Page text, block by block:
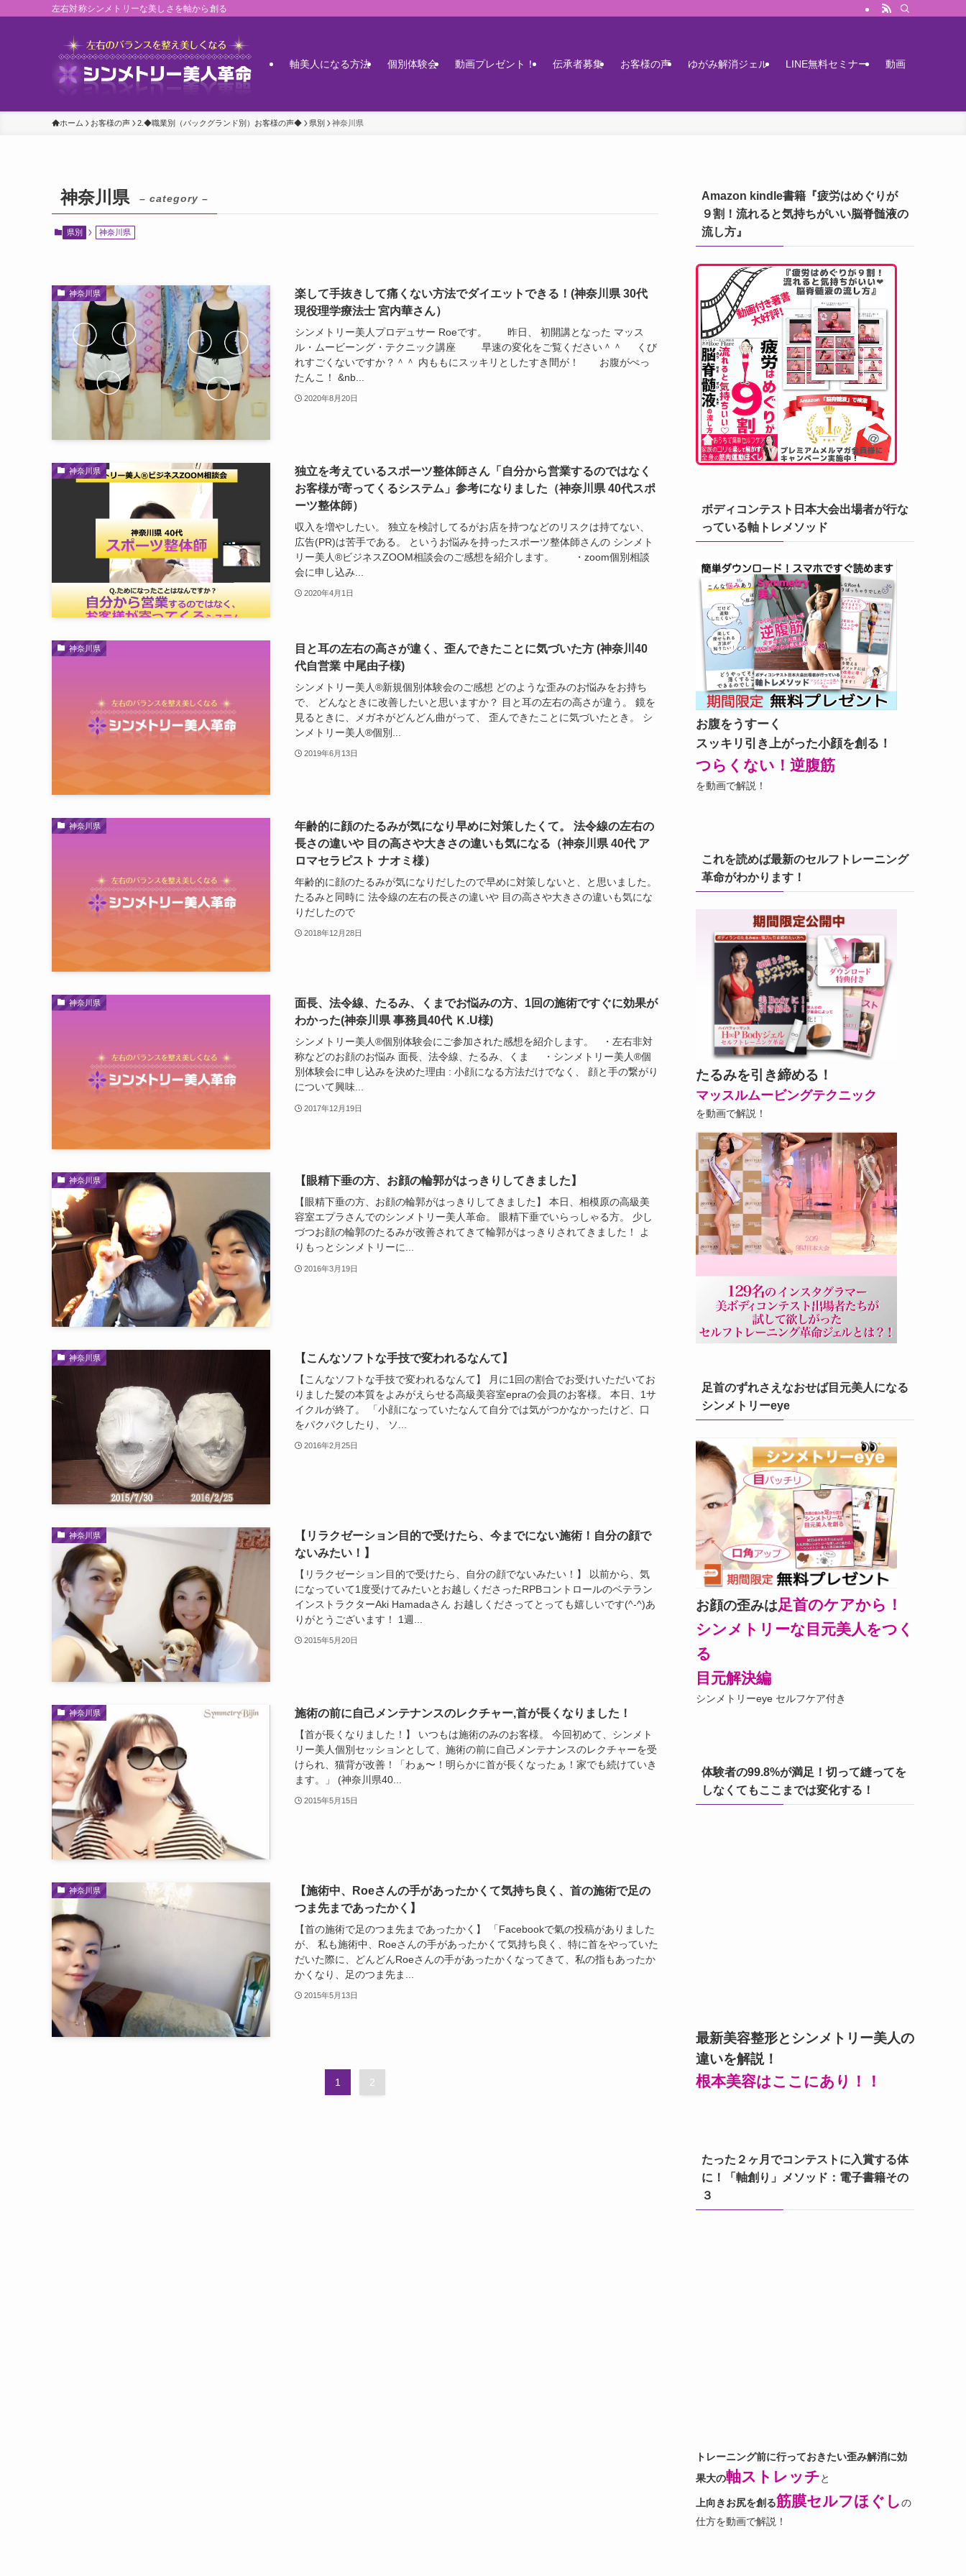
左右対称シンメトリーな美しさを軸から創る
軸美人になる方法 個別体験会 動画プレゼント！ 伝承者募集 お客様の声 ゆがみ解消ジェル LINE無料セミナー 動画
ホーム お客様の声 2.◆職業別（バックグランド別）お客様の声◆ 県別 神奈川県
神奈川県 – category –
県別 神奈川県
神奈川県
楽して手抜きして痛くない方法でダイエットできる！(神奈川県 30代
現役理学療法士 宮内華さん）
シンメトリー美人プロデュサー Roeです。 昨日、 初開講となった マッス
ル・ムービーング・テクニック講座 早速の変化をご覧ください＾＾ くび
れすごくないですか？＾＾ 内ももにスッキリとしたすき間が！ お腹がぺっ
たんこ！ &nb...
2020年8月20日
神奈川県
独立を考えているスポーツ整体師さん「自分から営業するのではなく
お客様が寄ってくるシステム」参考になりました（神奈川県 40代スポ
ーツ整体師）
収入を増やしたい。 独立を検討してるがお店を持つなどのリスクは持てない、
広告(PR)は苦手である。 というお悩みを持ったスポーツ整体師さんの シンメト
リー美人®︎ビジネスZOOM相談会のご感想を紹介します。 ・zoom個別相談
会に申し込み...
2020年4月1日
神奈川県
目と耳の左右の高さが違く、歪んできたことに気づいた方 (神奈川40
代自営業 中尾由子様)
シンメトリー美人®︎新規個別体験会のご感想 どのような歪みのお悩みをお持ち
で、 どんなときに改善したいと思いますか？ 目と耳の左右の高さが違う。 鏡を
見るときに、メガネがどんどん曲がって、 歪んできたことに気づいたとき。 シ
ンメトリー美人®︎個別...
2019年6月13日
神奈川県
年齢的に顔のたるみが気になり早めに対策したくて。 法令線の左右の
長さの違いや 目の高さや大きさの違いも気になる（神奈川県 40代 ア
ロマセラピスト ナオミ様）
年齢的に顔のたるみが気になりだしたので早めに対策しないと、と思いました。
たるみと同時に 法令線の左右の長さの違いや 目の高さや大きさの違いも気にな
りだしたので
2018年12月28日
神奈川県
面長、法令線、たるみ、くまでお悩みの方、1回の施術ですぐに効果が
わかった(神奈川県 事務員40代 Ｋ.U様)
シンメトリー美人®個別体験会にご参加された感想を紹介します。 ・左右非対
称などのお顔のお悩み 面長、法令線、たるみ、くま ・シンメトリー美人®個
別体験会に申し込みを決めた理由 : 小顔になる方法だけでなく、 顔と手の繋がり
について興味...
2017年12月19日
神奈川県 【眼精下垂の方、お顔の輪郭がはっきりしてきました】
【眼精下垂の方、お顔の輪郭がはっきりしてきました】 本日、相模原の高級美
容室エプラさんでのシンメトリー美人革命。 眼精下垂でいらっしゃる方。 少し
づつお顔の輪郭のたるみが改善されてきて輪郭がはっきりされてきました！ よ
りもっとシンメトリーに...
2016年3月19日
神奈川県 【こんなソフトな手技で変われるなんて】
【こんなソフトな手技で変われるなんて】 月に1回の割合でお受けいただいてお
りました髪の本質をよみがえらせる高級美容室epraの会員のお客様。 本日、1サ
イクルが終了。 「小顔になっていたなんて自分では気がつかなかったけど、口
をパクパクしたり、 ソ...
2016年2月25日
神奈川県
【リラクゼーション目的で受けたら、今までにない施術！自分の顔で
ないみたい！】
【リラクゼーション目的で受けたら、自分の顔でないみたい！】 以前から、気
になっていて1度受けてみたいとお越しくださったRPBコントロールのベテラン
インストラクターAki Hamadaさん お越しくださってとっても嬉しいです(^-^)あ
りがとうございます！ 1週...
2015年5月20日
神奈川県 施術の前に自己メンテナンスのレクチャー,首が長くなりました！
【首が長くなりました！】 いつもは施術のみのお客様。 今回初めて、シンメト
リー美人個別セッションとして、施術の前に自己メンテナンスのレクチャーを受
けられ、猫背が改善！「わぁ〜！明らかに首が長くなったぁ！家でも続けていき
ます。」 (神奈川県40...
2015年5月15日
神奈川県
【施術中、Roeさんの手があったかくて気持ち良く、首の施術で足の
つま先まであったかく】
【首の施術で足のつま先まであったかく】 「Facebookで氣の投稿がありました
が、 私も施術中、Roeさんの手があったかくて気持ち良く、特に首をやっていた
だいた際に、どんどんRoeさんの手があったかくなってきて、私の指もあったか
かくなり、足のつま先ま...
2015年5月13日
1 2
Amazon kindle書籍『疲労はめぐりが
９割！流れると気持ちがいい脳脊髄液の
流し方』
ボディコンテスト日本大会出場者が行な
っている軸トレメソッド
お腹をうすーく
スッキリ引き上がった小顔を創る！
つらくない！逆腹筋
を動画で解説！
これを読めば最新のセルフトレーニング
革命がわかります！
たるみを引き締める！
マッスルムービングテクニック
を動画で解説！
足首のずれさえなおせば目元美人になる
シンメトリーeye
お顔の歪みは足首のケアから！
シンメトリーな目元美人をつく
る
目元解決編
シンメトリーeye セルフケア付き
体験者の99.8%が満足！切って縫ってを
しなくてもここまでは変化する！
たった２ヶ月でコンテストに入賞する体